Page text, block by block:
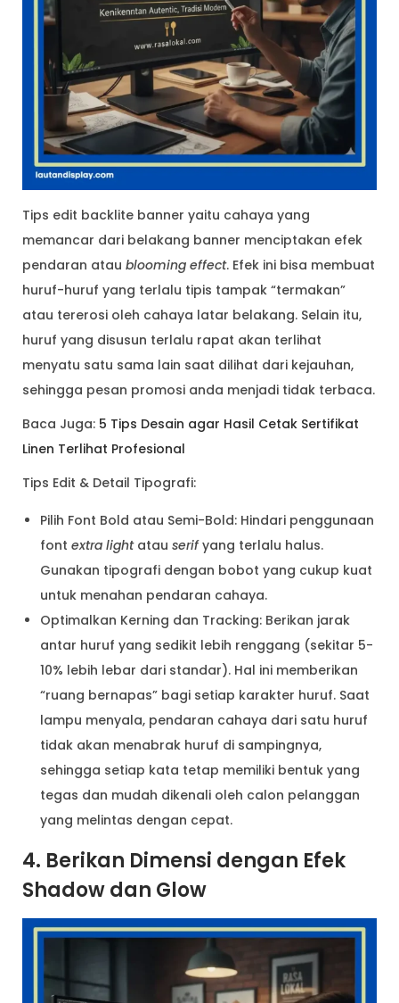
Tips edit backlite banner yaitu cahaya yang
memancar dari belakang banner menciptakan efek
pendaran atau blooming effect. Efek ini bisa membuat
huruf-huruf yang terlalu tipis tampak “termakan”
atau tererosi oleh cahaya latar belakang. Selain itu,
huruf yang disusun terlalu rapat akan terlihat
menyatu satu sama lain saat dilihat dari kejauhan,
sehingga pesan promosi anda menjadi tidak terbaca.
Baca Juga: 5 Tips Desain agar Hasil Cetak Sertifikat
Linen Terlihat Profesional
Tips Edit & Detail Tipografi:
Pilih Font Bold atau Semi-Bold: Hindari penggunaan
font extra lightatau serifyang terlalu halus.
Gunakan tipografi dengan bobot yang cukup kuat
untuk menahan pendaran cahaya.
Optimalkan Kerning dan Tracking: Berikan jarak
antar huruf yang sedikit lebih renggang (sekitar 5-
10% lebih lebar dari standar). Hal ini memberikan
“ruang bernapas” bagi setiap karakter huruf. Saat
lampu menyala, pendaran cahaya dari satu huruf
tidak akan menabrak huruf di sampingnya,
sehingga setiap kata tetap memiliki bentuk yang
tegas dan mudah dikenali oleh calon pelanggan
yang melintas dengan cepat.
4. Berikan Dimensi dengan Efek
Shadow dan Glow